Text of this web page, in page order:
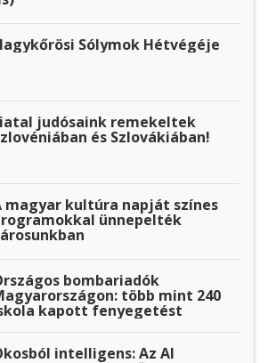
Sólymok Hétvégéje
judósaink remekeltek
és Szlovákiában!
magyar kultúra napját színes
ünnepelték
bombariadók
több mint 240
kapott fenyegetést
intelligens: Az AI